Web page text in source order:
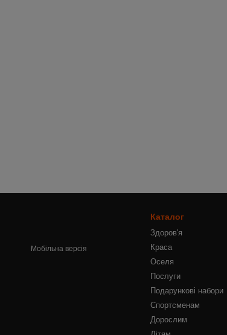
Мобільна версія
Каталог
Здоров'я
Краса
Оселя
Послуги
Подарункові набори
Спортсменам
Дорослим